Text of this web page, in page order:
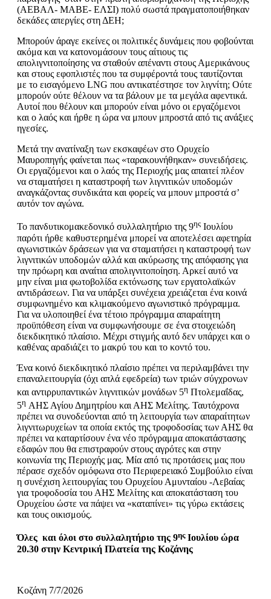
(ΑΕΒΑΛ- ΜΑΒΕ- ΕΛΣΙ) πολύ σωστά πραγματοποιήθηκαν
δεκάδες απεργίες στη ΔΕΗ;
Μπορούν άραγε εκείνες οι πολιτικές δυνάμεις που φοβούνται
ακόμα και να κατονομάσουν τους αίτιους τις
απολιγνιτοποίησης να σταθούν απέναντι στους Αμερικάνους
και στους εφοπλιστές που τα συμφέροντά τους ταυτίζονται
με το εισαγόμενο LNG που αντικατέστησε τον λιγνίτη; Ούτε
μπορούν ούτε θέλουν να τα βάλουν με τα μεγάλα αφεντικά.
Αυτοί που θέλουν και μπορούν είναι μόνο οι εργαζόμενοι
και ο λαός και ήρθε η ώρα να μπουν μπροστά από τις ανάξιες
ηγεσίες.
Μετά την ανατίναξη των εκσκαφέων στο Ορυχείο
Μαυροπηγής φαίνεται πως «ταρακουνήθηκαν» συνειδήσεις.
Οι εργαζόμενοι και ο λαός της Περιοχής μας απαιτεί πλέον
να σταματήσει η καταστροφή των λιγνιτικών υποδομών
αναγκάζοντας συνδικάτα και φορείς να μπουν μπροστά σ’
αυτόν τον αγώνα.
Το πανδυτικομακεδονικό συλλαλητήριο της 9ης Ιουλίου
παρότι ήρθε καθυστερημένα μπορεί να αποτελέσει αφετηρία
αγωνιστικών δράσεων για να σταματήσει η καταστροφή των
λιγνιτικών υποδομών αλλά και ακύρωσης της απόφασης για
την πρόωρη και αναίτια απολιγνιτοποίηση. Αρκεί αυτό να
μην είναι μια φωτοβολίδα εκτόνωσης των εργατολαϊκών
αντιδράσεων. Για να υπάρξει συνέχεια χρειάζεται ένα κοινά
συμφωνημένο και κλιμακούμενο αγωνιστικό πρόγραμμα.
Για να υλοποιηθεί ένα τέτοιο πρόγραμμα απαραίτητη
προϋπόθεση είναι να συμφωνήσουμε σε ένα στοιχειώδη
διεκδικητικό πλαίσιο. Μέχρι στιγμής αυτό δεν υπάρχει και ο
καθένας αραδιάζει το μακρύ του και το κοντό του.
Ένα κοινό διεκδικητικό πλαίσιο πρέπει να περιλαμβάνει την
επαναλειτουργία (όχι απλά εφεδρεία) των τριών σύγχρονων
και αντιρρυπαντικών λιγνιτικών μονάδων 5η Πτολεμαΐδας,
5η ΑΗΣ Αγίου Δημητρίου και ΑΗΣ Μελίτης. Ταυτόχρονα
πρέπει να συνοδεύονται από τη λειτουργία των απαραίτητων
λιγνιτωρυχείων τα οποία εκτός της τροφοδοσίας των ΑΗΣ θα
πρέπει να καταρτίσουν ένα νέο πρόγραμμα αποκατάστασης
εδαφών που θα επιστραφούν στους αγρότες και στην
κοινωνία της Περιοχής μας. Μία από τις προτάσεις μας που
πέρασε σχεδόν ομόφωνα στο Περιφερειακό Συμβούλιο είναι
η συνέχιση λειτουργίας του Ορυχείου Αμυνταίου -Λεβαίας
για τροφοδοσία του ΑΗΣ Μελίτης και αποκατάσταση του
Ορυχείου ώστε να πάψει να «καταπίνει» τις γύρω εκτάσεις
και τους οικισμούς.
Όλες και όλοι στο συλλαλητήριο της 9ηςΙουλίου ώρα
20.30 στην Κεντρική Πλατεία της Κοζάνης
Κοζάνη 7/7/2026